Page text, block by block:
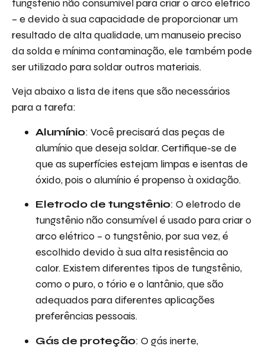
tungstênio não consumível para criar o arco elétrico
– e devido à sua capacidade de proporcionar um
resultado de alta qualidade, um manuseio preciso
da solda e mínima contaminação, ele também pode
ser utilizado para soldar outros materiais.
Veja abaixo a lista de itens que são necessários
para a tarefa:
Alumínio: Você precisará das peças de
alumínio que deseja soldar. Certifique-se de
que as superfícies estejam limpas e isentas de
óxido, pois o alumínio é propenso à oxidação.
Eletrodo de tungstênio: O eletrodo de
tungstênio não consumível é usado para criar o
arco elétrico – o tungstênio, por sua vez, é
escolhido devido à sua alta resistência ao
calor. Existem diferentes tipos de tungstênio,
como o puro, o tório e o lantânio, que são
adequados para diferentes aplicações
preferências pessoais.
Gás de proteção: O gás inerte,